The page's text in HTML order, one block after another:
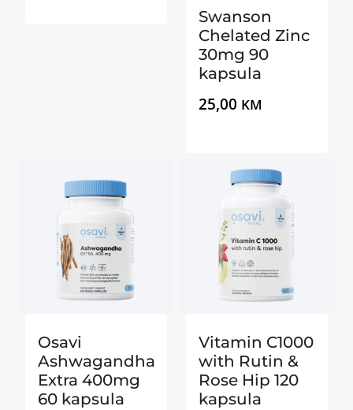
Swanson
Chelated Zinc
30mg 90
kapsula
25,00 KM
Osavi
Ashwagandha
Extra 400mg
60 kapsula
Vitamin C1000
with Rutin &
Rose Hip 120
kapsula